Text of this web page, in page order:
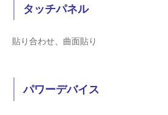
タッチパネル
貼り合わせ、曲面貼り
パワーデバイス